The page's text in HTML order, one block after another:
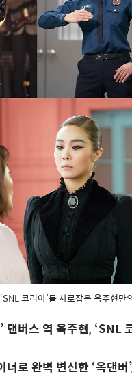
코리아’를 사로잡은 옥주현만
’ 댄버스 역 옥주현, ‘SNL
너로 완벽 변신한‘옥댄버